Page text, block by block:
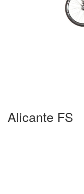
Alicante FS